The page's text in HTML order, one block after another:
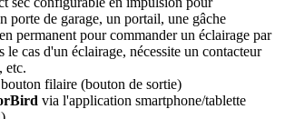
porte de garage, un portail, une gâche
permanent pour commander un éclairage par
le cas d'un éclairage, nécessite un contacteur
etc.
filaire (bouton de sortie)
via l'application smartphone/tablette